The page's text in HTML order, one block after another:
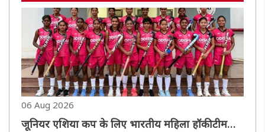
06 Aug 2026
जूनियर एशिया कप के लिए भारतीय महिला हॉकी टीम